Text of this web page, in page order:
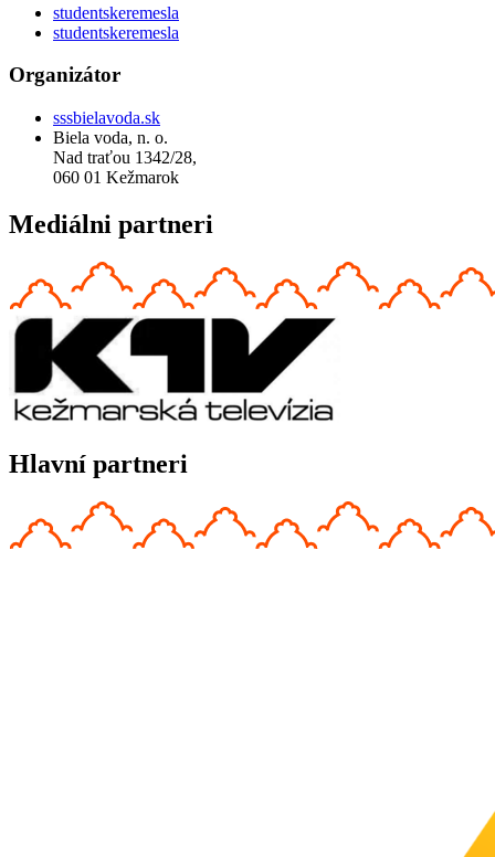
studentskeremesla
studentskeremesla
Organizátor
sssbielavoda.sk
Biela voda, n. o.
Nad traťou 1342/28,
060 01 Kežmarok
Mediálni partneri
Hlavní partneri